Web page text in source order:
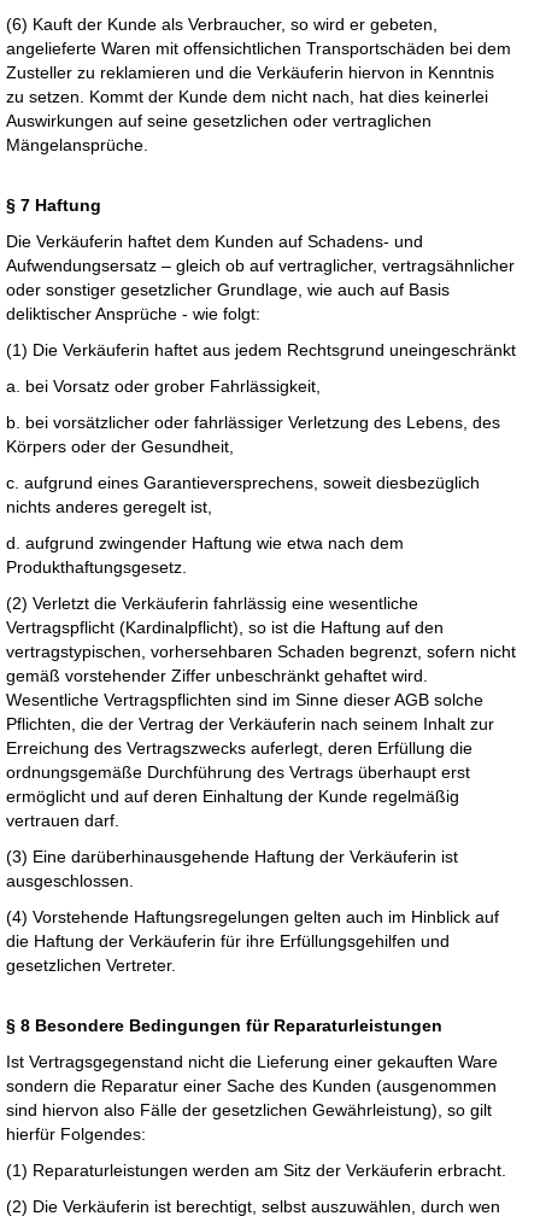
(6) Kauft der Kunde als Verbraucher, so wird er gebeten,
angelieferte Waren mit offensichtlichen Transportschäden bei dem
Zusteller zu reklamieren und die Verkäuferin hiervon in Kenntnis
zu setzen. Kommt der Kunde dem nicht nach, hat dies keinerlei
Auswirkungen auf seine gesetzlichen oder vertraglichen
Mängelansprüche.
§ 7 Haftung
Die Verkäuferin haftet dem Kunden auf Schadens- und
Aufwendungsersatz – gleich ob auf vertraglicher, vertragsähnlicher
oder sonstiger gesetzlicher Grundlage, wie auch auf Basis
deliktischer Ansprüche - wie folgt:
(1) Die Verkäuferin haftet aus jedem Rechtsgrund uneingeschränkt
a. bei Vorsatz oder grober Fahrlässigkeit,
b. bei vorsätzlicher oder fahrlässiger Verletzung des Lebens, des
Körpers oder der Gesundheit,
c. aufgrund eines Garantieversprechens, soweit diesbezüglich
nichts anderes geregelt ist,
d. aufgrund zwingender Haftung wie etwa nach dem
Produkthaftungsgesetz.
(2) Verletzt die Verkäuferin fahrlässig eine wesentliche
Vertragspflicht (Kardinalpflicht), so ist die Haftung auf den
vertragstypischen, vorhersehbaren Schaden begrenzt, sofern nicht
gemäß vorstehender Ziffer unbeschränkt gehaftet wird.
Wesentliche Vertragspflichten sind im Sinne dieser AGB solche
Pflichten, die der Vertrag der Verkäuferin nach seinem Inhalt zur
Erreichung des Vertragszwecks auferlegt, deren Erfüllung die
ordnungsgemäße Durchführung des Vertrags überhaupt erst
ermöglicht und auf deren Einhaltung der Kunde regelmäßig
vertrauen darf.
(3) Eine darüberhinausgehende Haftung der Verkäuferin ist
ausgeschlossen.
(4) Vorstehende Haftungsregelungen gelten auch im Hinblick auf
die Haftung der Verkäuferin für ihre Erfüllungsgehilfen und
gesetzlichen Vertreter.
§ 8 Besondere Bedingungen für Reparaturleistungen
Ist Vertragsgegenstand nicht die Lieferung einer gekauften Ware
sondern die Reparatur einer Sache des Kunden (ausgenommen
sind hiervon also Fälle der gesetzlichen Gewährleistung), so gilt
hierfür Folgendes:
(1) Reparaturleistungen werden am Sitz der Verkäuferin erbracht.
(2) Die Verkäuferin ist berechtigt, selbst auszuwählen, durch wen